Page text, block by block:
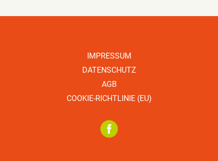
IMPRESSUM
DATENSCHUTZ
AGB
COOKIE-RICHTLINIE (EU)